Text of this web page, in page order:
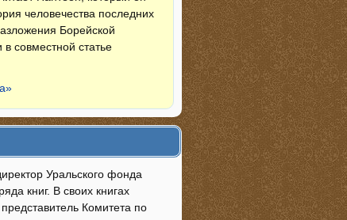
человечества последних
Борейской
совместной статье
Уральского фонда
книг. В своих книгах
Комитета по